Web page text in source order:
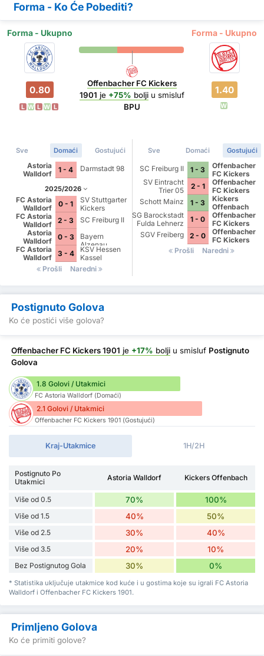
Forma - Ko Će Pobediti?
Forma - Ukupno Forma - Ukupno
0.80
L W L W L
Offenbacher FC Kickers
1901 je +75% boljiu smisluf
BPU
1.40
W
Sve Domaći Gostujući
Astoria
Walldorf
1 - 4 Darmstadt 98
2025/2026
FC Astoria
Walldorf
0 - 1
SV Stuttgarter
Kickers
FC Astoria
Walldorf
2 - 3
SC Freiburg II
Astoria
Walldorf
0 - 3
Bayern
Alzenau
FC Astoria
Walldorf
3 - 4
KSV Hessen
Kassel
Prošli
Naredni
Sve Domaći Gostujući
SC Freiburg II 1 - 3
Offenbacher
FC Kickers
1901
SV Eintracht
Trier 05
2 - 1
Offenbacher
FC Kickers
1901
Schott Mainz 1 - 3
Kickers
Offenbach
SG Barockstadt
Fulda Lehnerz
1 - 0
Offenbacher
FC Kickers
1901
SGV Freiberg 2 - 0
Offenbacher
FC Kickers
1901
Prošli Naredni
Postignuto Golova
Ko će postići više golova?
Offenbacher FC Kickers 1901 je +17% bolji u smisluf Postignuto
Golova
1.8 Golovi / Utakmici
FC Astoria Walldorf (Domaći)
2.1 Golovi / Utakmici
Offenbacher FC Kickers 1901 (Gostujući)
Kraj-Utakmice 1H/2H
Postignuto Po
Utakmici
Astoria Walldorf Kickers Offenbach
Više od 0.5 70% 100%
Više od 1.5 40% 50%
Više od 2.5 30% 40%
Više od 3.5 20% 10%
Bez Postignutog Gola 30% 0%
* Statistika uključuje utakmice kod kuće i u gostima koje su igrali FC Astoria
Walldorf i Offenbacher FC Kickers 1901.
Primljeno Golova
Ko će primiti golove?